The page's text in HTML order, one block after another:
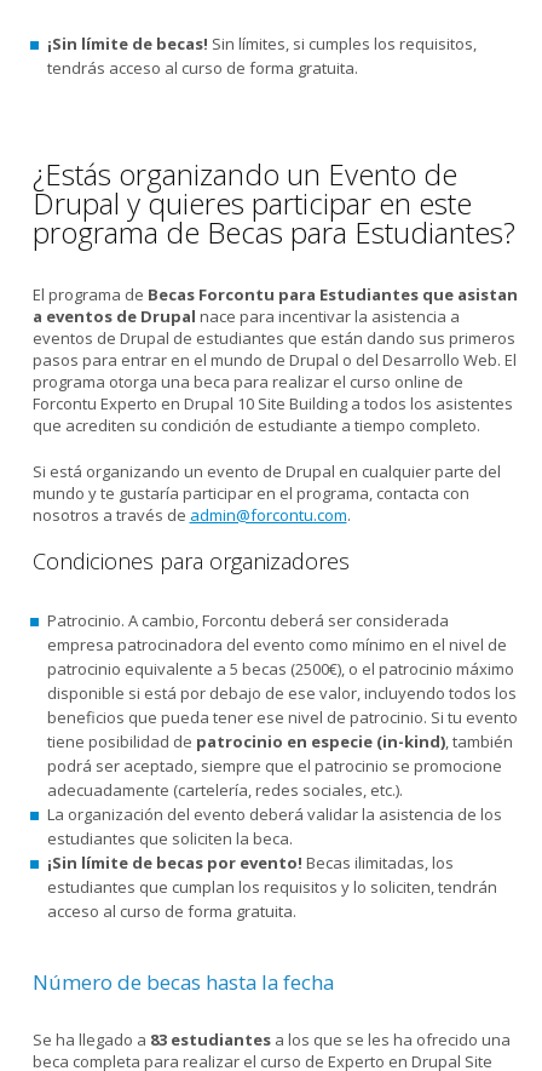
¡Sin límite de becas! Sin límites, si cumples los requisitos,
tendrás acceso al curso de forma gratuita.
¿Estás organizando un Evento de
Drupal y quieres participar en este
programa de Becas para Estudiantes?
El programa de Becas Forcontu para Estudiantes que asistan
a eventos de Drupal nace para incentivar la asistencia a
eventos de Drupal de estudiantes que están dando sus primeros
pasos para entrar en el mundo de Drupal o del Desarrollo Web. El
programa otorga una beca para realizar el curso online de
Forcontu Experto en Drupal 10 Site Building a todos los asistentes
que acrediten su condición de estudiante a tiempo completo.
Si está organizando un evento de Drupal en cualquier parte del
mundo y te gustaría participar en el programa, contacta con
nosotros a través de admin@forcontu.com.
Condiciones para organizadores
Patrocinio. A cambio, Forcontu deberá ser considerada
empresa patrocinadora del evento como mínimo en el nivel de
patrocinio equivalente a 5 becas (2500€), o el patrocinio máximo
disponible si está por debajo de ese valor, incluyendo todos los
beneficios que pueda tener ese nivel de patrocinio. Si tu evento
tiene posibilidad de patrocinio en especie (in-kind), también
podrá ser aceptado, siempre que el patrocinio se promocione
adecuadamente (cartelería, redes sociales, etc.).
La organización del evento deberá validar la asistencia de los
estudiantes que soliciten la beca.
¡Sin límite de becas por evento! Becas ilimitadas, los
estudiantes que cumplan los requisitos y lo soliciten, tendrán
acceso al curso de forma gratuita.
Número de becas hasta la fecha
Se ha llegado a 83 estudiantesa los que se les ha ofrecido una
beca completa para realizar el curso de Experto en Drupal Site